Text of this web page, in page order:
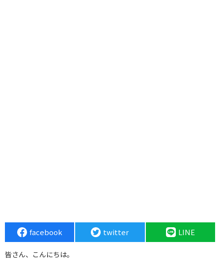
facebook twitter LINE
皆さん、こんにちは。